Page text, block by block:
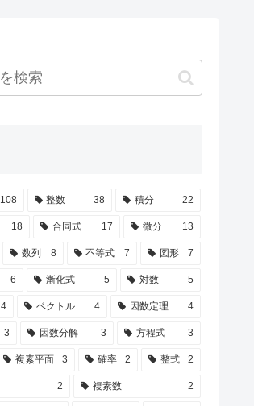
108 整数 38 積分 22
18 合同式 17 微分 13
数列 8 不等式 7 図形 7
6 漸化式 5 対数 5
4 ベクトル 4 因数定理 4
3 因数分解 3 方程式 3
複素平面 3 確率 2 整式 2
2 複素数 2